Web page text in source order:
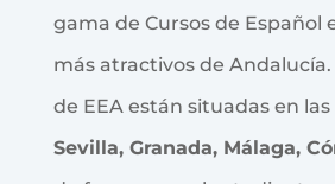
gama de Cursos de Español
más atractivos de Andalucía.
de EEA están situadas en
Sevilla, Granada, Málaga,